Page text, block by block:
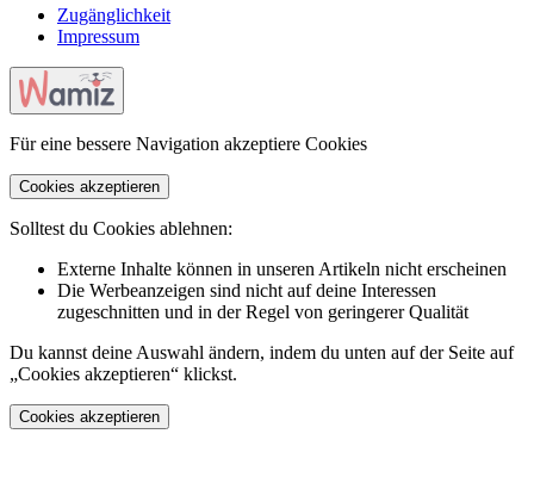
Zugänglichkeit
Impressum
Für eine bessere Navigation akzeptiere Cookies
Cookies akzeptieren
Solltest du Cookies ablehnen:
Externe Inhalte können in unseren Artikeln nicht erscheinen
Die Werbeanzeigen sind nicht auf deine Interessen
zugeschnitten und in der Regel von geringerer Qualität
Du kannst deine Auswahl ändern, indem du unten auf der Seite auf
„Cookies akzeptieren“ klickst.
Cookies akzeptieren